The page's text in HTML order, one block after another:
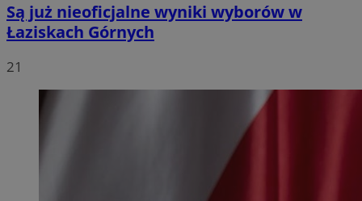
Są już nieoficjalne wyniki wyborów w
Łaziskach Górnych
21